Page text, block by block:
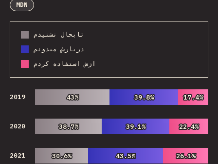
MDN
تابحال نشنیدم
دربارش میدونم
ازش استفاده کردم
2019 43%
43% 39.8%
39.8% 17.4%
17.4%
2020 38.7%
38.7% 39.1%
39.1% 22.4%
22.4%
2021 30.6%
30.6% 43.5%
43.5% 26.1%
26.1%